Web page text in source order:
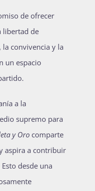
de ofrecer
libertad de
convivencia y la
un espacio
a la
supremo para
y Oro comparte
aspira a contribuir
desde una